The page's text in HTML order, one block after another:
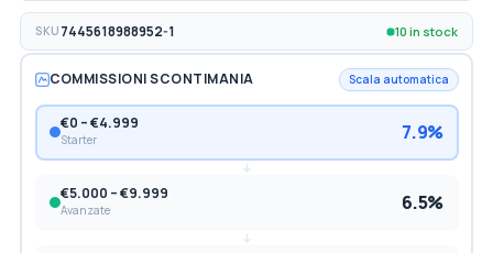
SKU 7445618988952-1 10 in stock
COMMISSIONI SCONTIMANIA Scala automatica
€0 – €4.999
Starter 7.9%
€5.000 – €9.999
Avanzate 6.5%